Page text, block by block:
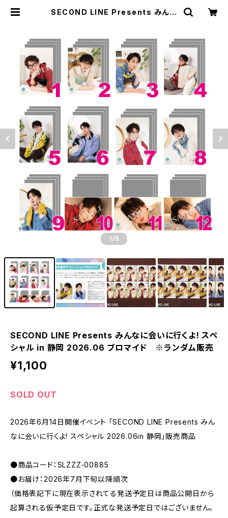
SECOND LINE Presents みんな
1 /5
SECOND LINE Presents みんなに会いに行くよ! スペ
シャル in 静岡 2026.06 ブロマイド ※ランダム販売
¥1,100
SOLD OUT
2026年6月14日開催イベント 「SECOND LINE Presents みん
なに会いに行くよ! スペシャル 2026.06in 静岡」販売商品
●商品コード：SLZZZ-00885
●お届け：2026年7月下旬以降順次
（価格表記下に現在表示されてる発送予定日は商品公開日から
起算される仮予定日です。正式な発送予定日ではございません。